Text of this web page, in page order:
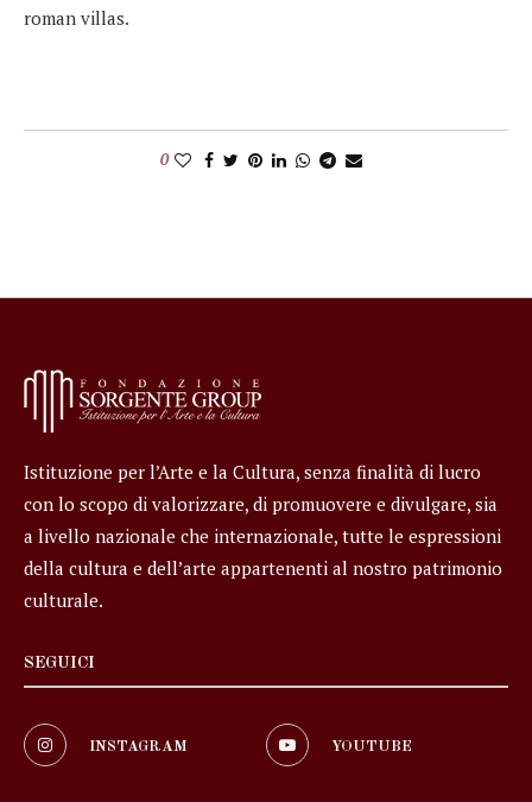
roman villas.
0
Istituzione per l’Arte e la Cultura, senza finalità di lucro
con lo scopo di valorizzare, di promuovere e divulgare, sia
a livello nazionale che internazionale, tutte le espressioni
della cultura e dell’arte appartenenti al nostro patrimonio
culturale.
SEGUICI
INSTAGRAM YOUTUBE